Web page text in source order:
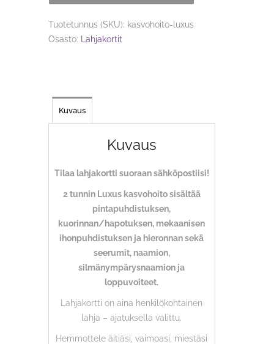
Tuotetunnus (SKU): kasvohoito-luxus
Osasto:
Lahjakortit
Kuvaus
Kuvaus
Tilaa lahjakortti suoraan sähköpostiisi!
2 tunnin Luxus kasvohoito sisältää
pintapuhdistuksen,
kuorinnan/hapotuksen, mekaanisen
ihonpuhdistuksen ja hieronnan sekä
seerumit, naamion,
silmänympärysnaamion ja
loppuvoiteet.
Lahjakortti on aina henkilökohtainen
lahja – ajatuksella valittu.
Hemmottele äitiäsi, vaimoasi, miestäsi